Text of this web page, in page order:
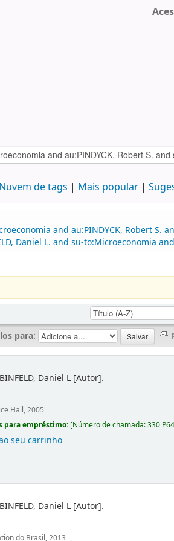
Nuvem de tags Mais popular
and au:PINDYCK, Robert S.
Daniel L. and su-to:Microeconomia
para:
Daniel L [Autor].
Hall, 2005
para empréstimo: [Número de chamada:330
seu carrinho
Daniel L [Autor].
do Brasil, 2013